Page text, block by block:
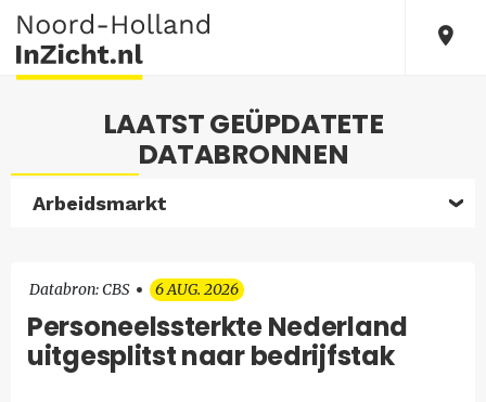
LAATST GEÜPDATETE
DATABRONNEN
Arbeidsmarkt
Databron: CBS 6 AUG. 2026
Personeelssterkte Nederland
uitgesplitst naar bedrijfstak